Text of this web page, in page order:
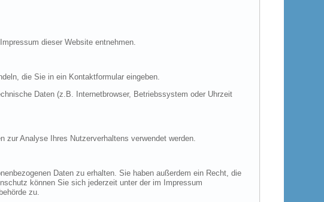
dieser Website entnehmen.
die Sie in ein Kontaktformular eingeben.
Daten (z.B. Internetbrowser, Betriebssystem oder Uhrzeit
zur Analyse Ihres Nutzerverhaltens verwendet werden.
Daten zu erhalten. Sie haben außerdem ein Recht, die
können Sie sich jederzeit unter der im Impressum
zu.